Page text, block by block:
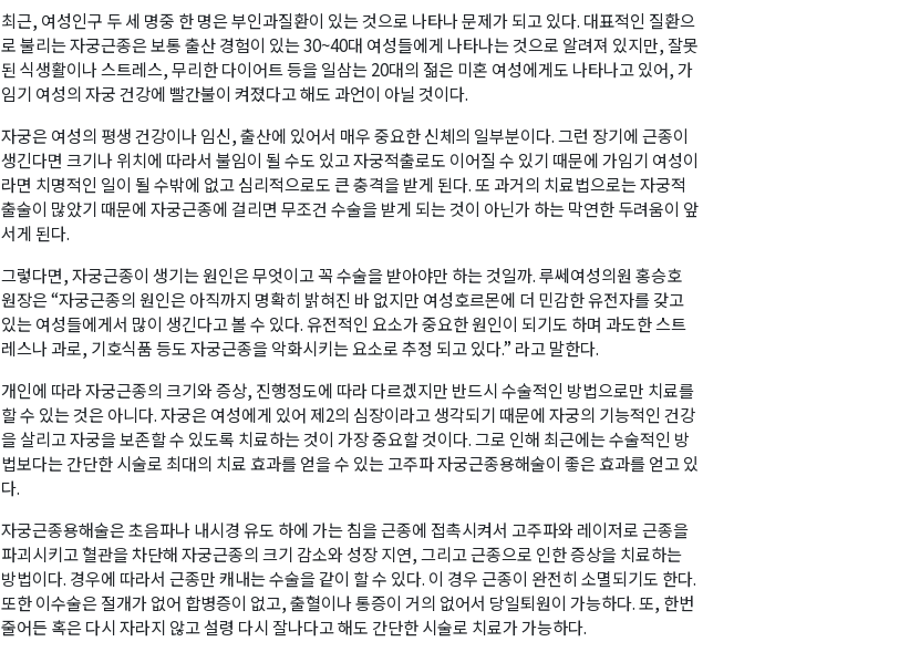
최근, 여성인구 두 세 명중 한 명은 부인과질환이 있는 것으로 나타나 문제가 되고 있다. 대표적인 질환으
로 불리는 자궁근종은 보통 출산 경험이 있는 30~40대 여성들에게 나타나는 것으로 알려져 있지만, 잘못
된 식생활이나 스트레스, 무리한 다이어트 등을 일삼는 20대의 젊은 미혼 여성에게도 나타나고 있어, 가
임기 여성의 자궁 건강에 빨간불이 켜졌다고 해도 과언이 아닐 것이다.
자궁은 여성의 평생 건강이나 임신, 출산에 있어서 매우 중요한 신체의 일부분이다. 그런 장기에 근종이
생긴다면 크기나 위치에 따라서 불임이 될 수도 있고 자궁적출로도 이어질 수 있기 때문에 가임기 여성이
라면 치명적인 일이 될 수밖에 없고 심리적으로도 큰 충격을 받게 된다. 또 과거의 치료법으로는 자궁적
출술이 많았기 때문에 자궁근종에 걸리면 무조건 수술을 받게 되는 것이 아닌가 하는 막연한 두려움이 앞
서게 된다.
그렇다면, 자궁근종이 생기는 원인은 무엇이고 꼭 수술을 받아야만 하는 것일까. 루쎄여성의원 홍승호
원장은 “자궁근종의 원인은 아직까지 명확히 밝혀진 바 없지만 여성호르몬에 더 민감한 유전자를 갖고
있는 여성들에게서 많이 생긴다고 볼 수 있다. 유전적인 요소가 중요한 원인이 되기도 하며 과도한 스트
레스나 과로, 기호식품 등도 자궁근종을 악화시키는 요소로 추정 되고 있다.” 라고 말한다.
개인에 따라 자궁근종의 크기와 증상, 진행정도에 따라 다르겠지만 반드시 수술적인 방법으로만 치료를
할 수 있는 것은 아니다. 자궁은 여성에게 있어 제2의 심장이라고 생각되기 때문에 자궁의 기능적인 건강
을 살리고 자궁을 보존할 수 있도록 치료하는 것이 가장 중요할 것이다. 그로 인해 최근에는 수술적인 방
법보다는 간단한 시술로 최대의 치료 효과를 얻을 수 있는 고주파 자궁근종용해술이 좋은 효과를 얻고 있
다.
자궁근종용해술은 초음파나 내시경 유도 하에 가는 침을 근종에 접촉시켜서 고주파와 레이저로 근종을
파괴시키고 혈관을 차단해 자궁근종의 크기 감소와 성장 지연, 그리고 근종으로 인한 증상을 치료하는
방법이다. 경우에 따라서 근종만 캐내는 수술을 같이 할 수 있다. 이 경우 근종이 완전히 소멸되기도 한다.
또한 이수술은 절개가 없어 합병증이 없고, 출혈이나 통증이 거의 없어서 당일퇴원이 가능하다. 또, 한번
줄어든 혹은 다시 자라지 않고 설령 다시 잘나다고 해도 간단한 시술로 치료가 가능하다.